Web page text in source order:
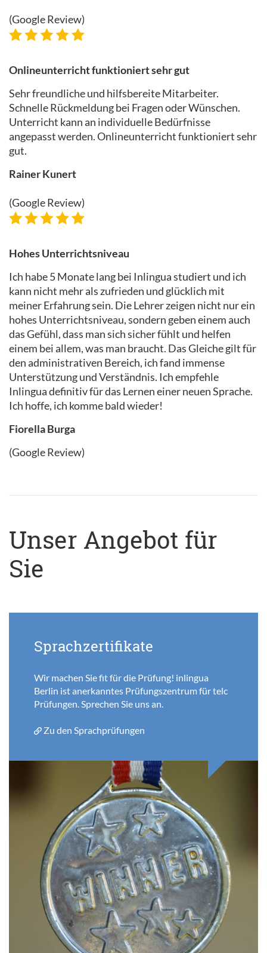
(Google Review)
Onlineunterricht funktioniert sehr gut
Sehr freundliche und hilfsbereite Mitarbeiter.
Schnelle Rückmeldung bei Fragen oder Wünschen.
Unterricht kann an individuelle Bedürfnisse
angepasst werden. Onlineunterricht funktioniert sehr
gut.
Rainer Kunert
(Google Review)
Hohes Unterrichtsniveau
Ich habe 5 Monate lang bei Inlingua studiert und ich
kann nicht mehr als zufrieden und glücklich mit
meiner Erfahrung sein. Die Lehrer zeigen nicht nur ein
hohes Unterrichtsniveau, sondern geben einem auch
das Gefühl, dass man sich sicher fühlt und helfen
einem bei allem, was man braucht. Das Gleiche gilt für
den administrativen Bereich, ich fand immense
Unterstützung und Verständnis. Ich empfehle
Inlingua definitiv für das Lernen einer neuen Sprache.
Ich hoffe, ich komme bald wieder!
Fiorella Burga
(Google Review)
Unser Angebot für
Sie
Sprachzertifikate
Wir machen Sie fit für die Prüfung! inlingua
Berlin ist anerkanntes Prüfungszentrum für telc
Prüfungen. Sprechen Sie uns an.
Zu den Sprachprüfungen